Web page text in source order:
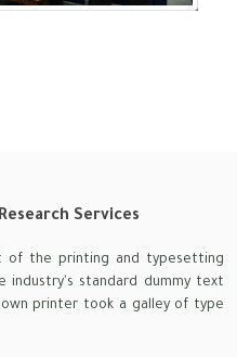
Services
of the printing and typesetting
industry's standard dummy text
printer took a galley of type